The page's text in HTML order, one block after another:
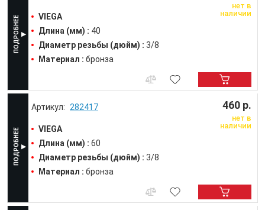
VIEGA
Длина (мм) : 40
Диаметр резьбы (дюйм) : 3/8
Материал : бронза
нет в
наличии
282417
VIEGA
Длина (мм) : 60
Диаметр резьбы (дюйм) : 3/8
Материал : бронза
460 р.
нет в
наличии